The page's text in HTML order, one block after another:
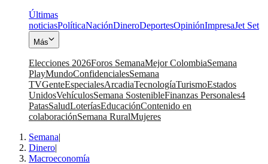
Últimas
noticiasPolíticaNaciónDineroDeportesOpiniónImpresaJet Set
Más
Elecciones 2026Foros SemanaMejor ColombiaSemana
PlayMundoConfidencialesSemana
TVGenteEspecialesArcadiaTecnologíaTurismoEstados
UnidosVehículosSemana SostenibleFinanzas Personales4
PatasSaludLoteríasEducaciónContenido en
colaboraciónSemana RuralMujeres
Semana|
Dinero|
Macroeconomía